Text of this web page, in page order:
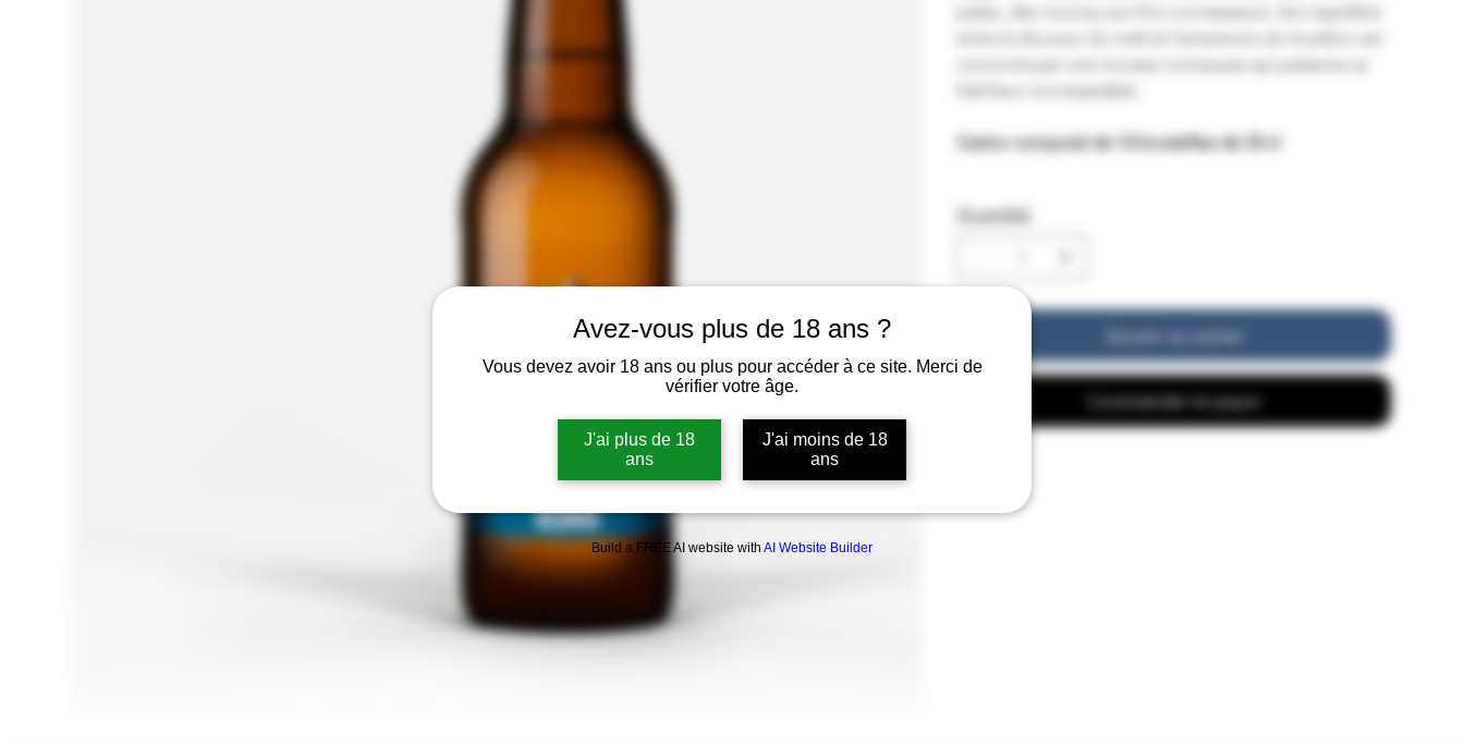
Avez-vous plus de 18 ans ?
Vous devez avoir 18 ans ou plus pour accéder à ce site. Merci de
vérifier votre âge.
J'ai plus de 18
ans
J'ai moins de 18
ans
Build a FREE AI website with AI Website Builder
palais, des novices aux fins connaisseurs. Son équilibre
couronné par une mousse onctueuse qui préserve sa
fraîcheur incomparable.
Carton composé de 12 bouteilles de 33 cl
Quantité
Commander et payer